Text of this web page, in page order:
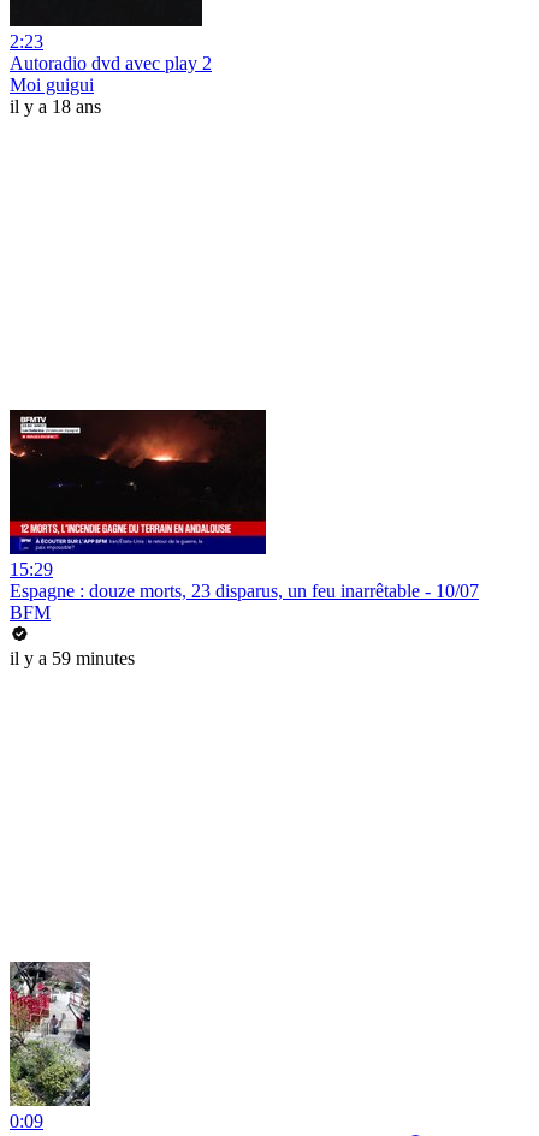
2:23
Autoradio dvd avec play 2
Moi guigui
il y a 18 ans
15:29
Espagne : douze morts, 23 disparus, un feu inarrêtable - 10/07
BFM
il y a 59 minutes
0:09